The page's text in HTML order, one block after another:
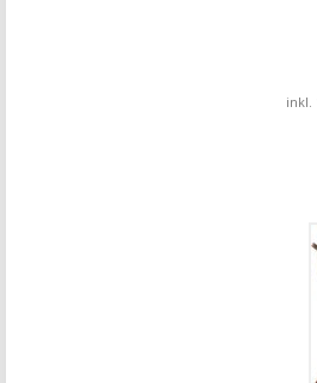
inkl.